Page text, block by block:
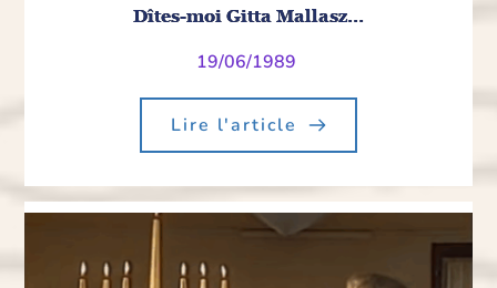
Dîtes-moi Gitta Mallasz…
19/06/1989
Lire l'article